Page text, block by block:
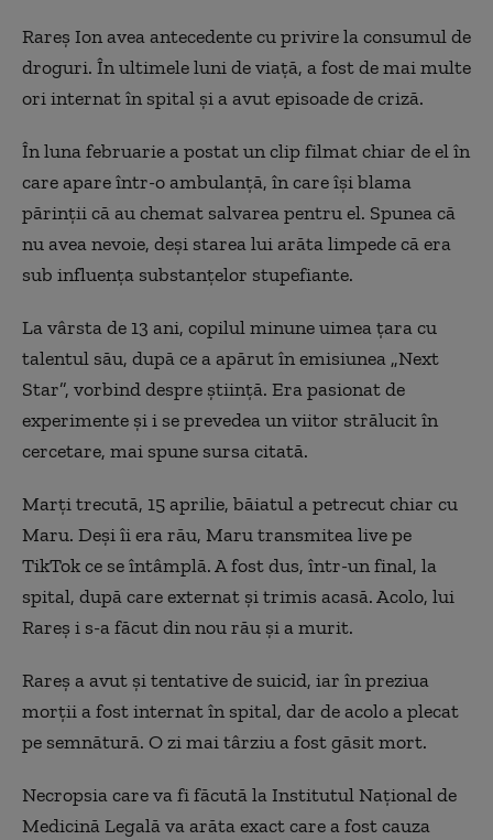
Rareș Ion avea antecedente cu privire la consumul de
droguri. În ultimele luni de viață, a fost de mai multe
ori internat în spital și a avut episoade de criză.
În luna februarie a postat un clip filmat chiar de el în
care apare într-o ambulanţă, în care îşi blama
părinţii că au chemat salvarea pentru el. Spunea că
nu avea nevoie, deşi starea lui arăta limpede că era
sub influenţa substanţelor stupefiante.
La vârsta de 13 ani, copilul minune uimea țara cu
talentul său, după ce a apărut în emisiunea „Next
Star”, vorbind despre știință. Era pasionat de
experimente și i se prevedea un viitor strălucit în
cercetare, mai spune sursa citată.
Marți trecută, 15 aprilie, băiatul a petrecut chiar cu
Maru. Deşi îi era rău, Maru transmitea live pe
TikTok ce se întâmplă. A fost dus, într-un final, la
spital, după care externat şi trimis acasă. Acolo, lui
Rareş i s-a făcut din nou rău şi a murit.
Rareș a avut și tentative de suicid, iar în preziua
morții a fost internat în spital, dar de acolo a plecat
pe semnătură. O zi mai târziu a fost găsit mort.
Necropsia care va fi făcută la Institutul Naţional de
Medicină Legală va arăta exact care a fost cauza